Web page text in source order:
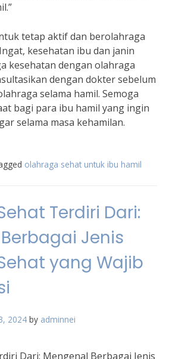
tetap aktif dan berolahraga
kesehatan ibu dan janin
kesehatan dengan olahraga
dengan dokter sebelum
selama hamil. Semoga
bagi para ibu hamil yang ingin
selama masa kehamilan.
olahraga sehat untuk ibu hamil
Terdiri Dari:
Jenis
yang Wajib
2024 by adminnei
Dari: Mengenal Berbagai Jenis